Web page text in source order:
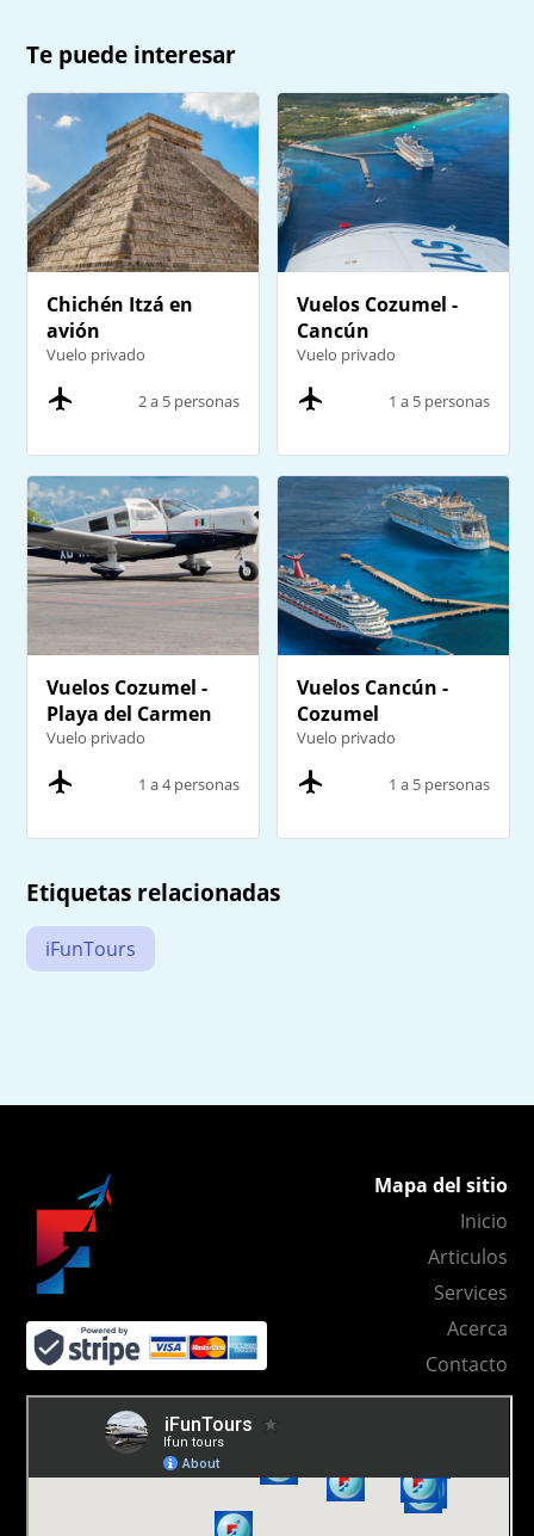
Te puede interesar
Chichén Itzá en
avión
Vuelo privado
2 a 5 personas
Vuelos Cozumel -
Cancún
Vuelo privado
1 a 5 personas
Vuelos Cozumel -
Playa del Carmen
Vuelo privado
1 a 4 personas
Vuelos Cancún -
Cozumel
Vuelo privado
1 a 5 personas
Etiquetas relacionadas
iFunTours
Mapa del sitio
Inicio
Articulos
Services
Acerca
Contacto